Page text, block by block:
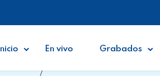
Inicio En vivo Grabados